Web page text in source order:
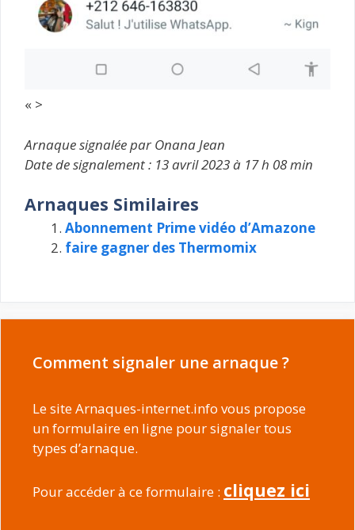
« >
Arnaque signalée par Onana Jean
Date de signalement : 13 avril 2023 à 17 h 08 min
Arnaques Similaires
Abonnement Prime vidéo d’Amazone
faire gagner des Thermomix
Comment signaler une arnaque ?
Le site Arnaques-internet.info vous propose
un formulaire en ligne pour signaler tous
types d’arnaque.
Pour accéder à ce formulaire : cliquez ici